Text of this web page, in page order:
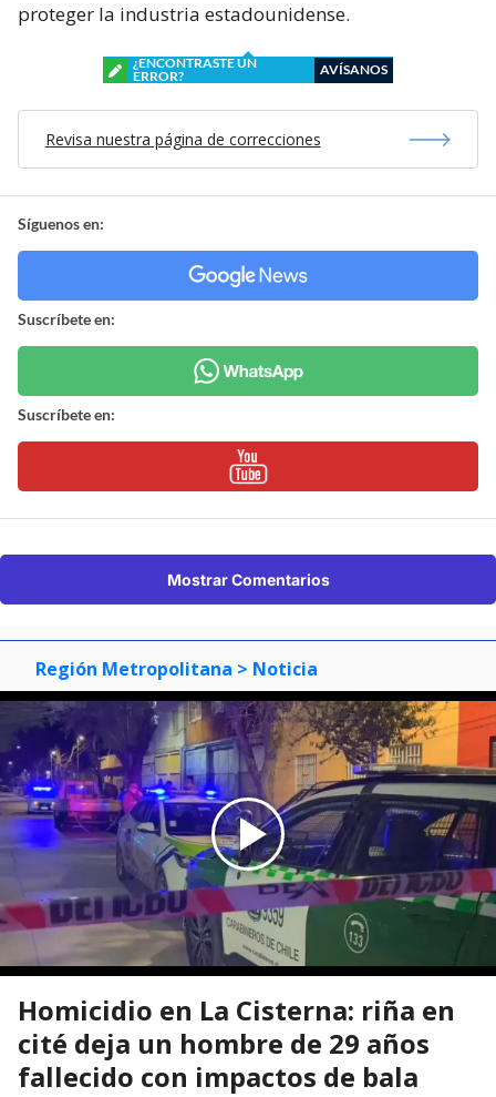
proteger la industria estadounidense.
¿ENCONTRASTE UN
ERROR?
AVÍSANOS
Revisa nuestra página de correcciones
Síguenos en:
Suscríbete en:
Suscríbete en:
Mostrar Comentarios
Región Metropolitana > Noticia
Homicidio en La Cisterna: riña en
cité deja un hombre de 29 años
fallecido con impactos de bala